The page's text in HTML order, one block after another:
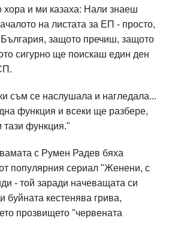
и ми казаха: Нали знаеш
на листата за ЕП - просто,
България, защото пречиш, защото
сигурно ще поискаш един ден
съм се наслушала и нагледала...
функция и всеки ще разбере,
функция."
с Румен Радев бяха
популярния сериал "Женени, с
- той заради начеващата си
буйната кестенява грива,
прозвището "червената